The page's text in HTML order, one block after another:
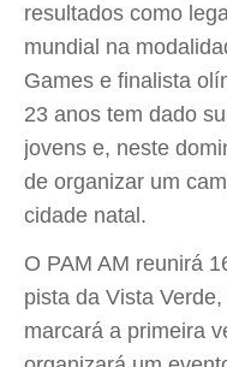
resultados como
mundial na
Games e finalista
23 anos tem dado
jovens e, neste
de organizar um
cidade natal.
O PAM AM reunirá
pista da Vista
marcará a primeira